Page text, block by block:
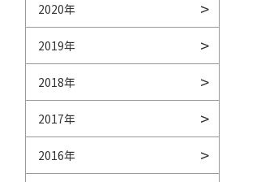
2020年
2019年
2018年
2017年
2016年